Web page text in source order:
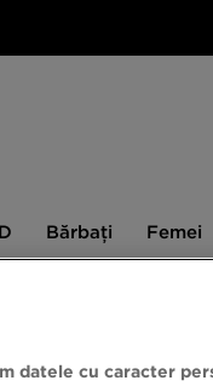
Bărbați Femei
datele cu caracter